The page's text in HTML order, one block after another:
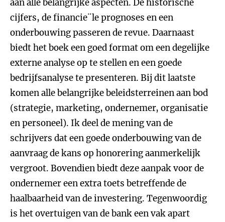
aan alle belangrijke aspecten. De historische
cijfers, de financie¨le prognoses en een
onderbouwing passeren de revue. Daarnaast
biedt het boek een goed format om een degelijke
externe analyse op te stellen en een goede
bedrijfsanalyse te presenteren. Bij dit laatste
komen alle belangrijke beleidsterreinen aan bod
(strategie, marketing, ondernemer, organisatie
en personeel). Ik deel de mening van de
schrijvers dat een goede onderbouwing van de
aanvraag de kans op honorering aanmerkelijk
vergroot. Bovendien biedt deze aanpak voor de
ondernemer een extra toets betreffende de
haalbaarheid van de investering. Tegenwoordig
is het overtuigen van de bank een vak apart